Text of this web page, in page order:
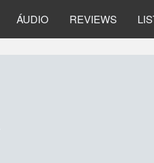
ÁUDIO REVIEWS